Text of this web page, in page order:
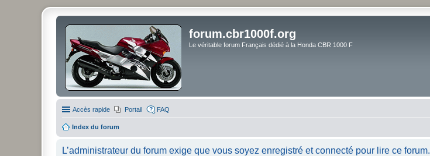
forum.cbr1000f.org
Le véritable forum Français dédié à la Honda CBR 1000 F
Accès rapide Portail FAQ
Index du forum
L’administrateur du forum exige que vous soyez enregistré et connecté pour lire ce forum.